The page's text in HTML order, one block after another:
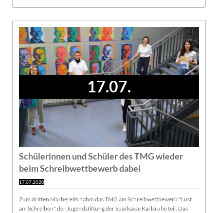
17.07.
Schülerinnen und Schüler des TMG wieder
beim Schreibwettbewerb dabei
17.07.2020
Zum dritten Mal bereits nahm das TMG am Schreibwettbewerb "Lust
am Schreiben" der Jugendstiftung der Sparkasse Karlsruhe teil. Das